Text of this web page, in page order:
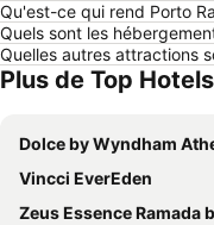
Qu'est-ce qui rend Porto
Quels sont les
Quelles autres attractions
Plus de Top Hotels
Dolce by Wyndham Athens Attica
Vincci EverEden
Zeus Essence Ramada by Wyndham